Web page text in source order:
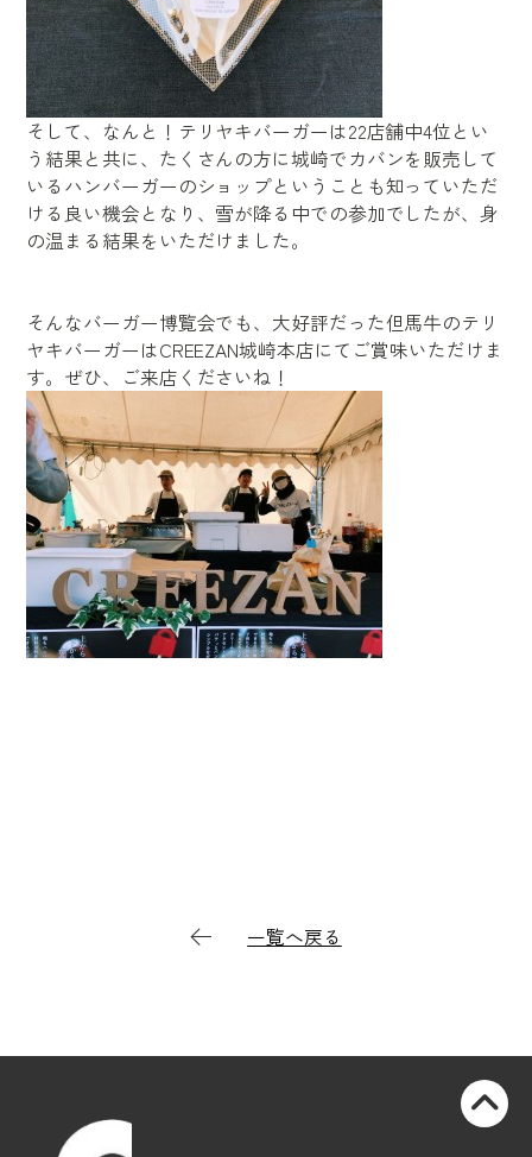
そして、なんと！テリヤキバーガーは22店舗中4位とい
う結果と共に、たくさんの方に城崎でカバンを販売して
いるハンバーガーのショップということも知っていただ
ける良い機会となり、雪が降る中での参加でしたが、身
の温まる結果をいただけました。
そんなバーガー博覧会でも、大好評だった但馬牛のテリ
ヤキバーガーはCREEZAN城崎本店にてご賞味いただけま
す。ぜひ、ご来店くださいね！
一覧へ戻る